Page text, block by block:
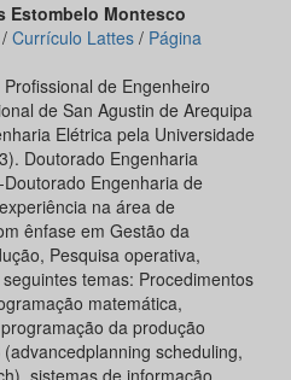
Estombelo Montesco
Currículo Lattes / Página
de Engenheiro
de San Agustin de Arequipa
Elétrica pela Universidade
Doutorado Engenharia
Engenharia de
na área de
ênfase em Gestão da
Pesquisa operativa,
temas: Procedimentos
matemática,
da produção
scheduling,